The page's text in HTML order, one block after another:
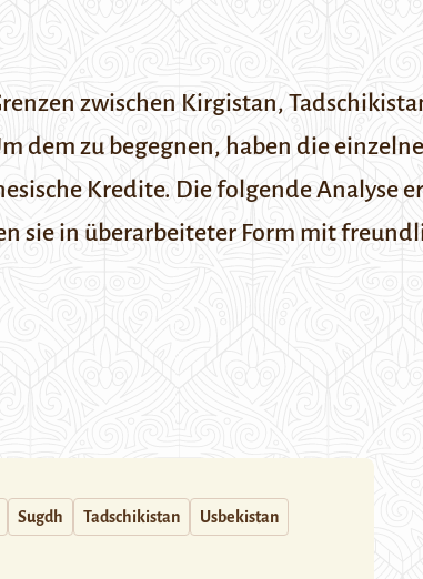
zwischen Kirgistan,
dem zu begegnen, haben die
Kredite. Die folgende Analyse
sie in überarbeiteter Form mit
Sugdh Tadschikistan Usbekistan